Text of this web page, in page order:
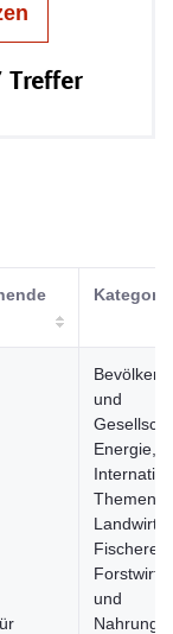
Treffer
Kategorie
und
Energie,
Themen,
Fischerei,
und